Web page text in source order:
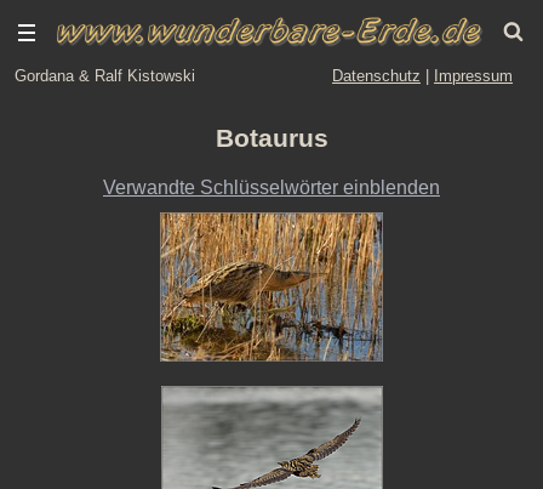
Gordana & Ralf Kistowski Datenschutz Impressum
Botaurus
Verwandte Schlüsselwörter einblenden